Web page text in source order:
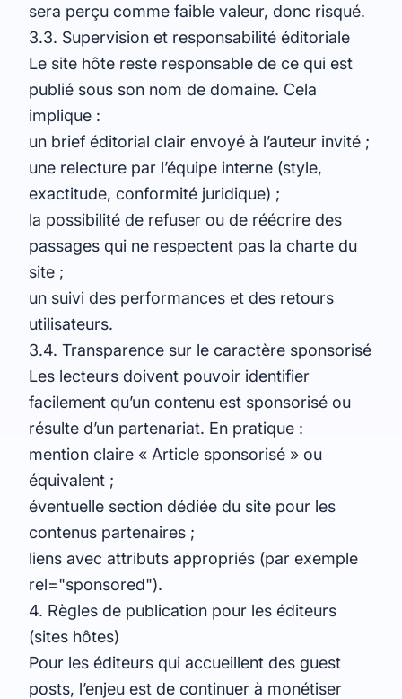
sera perçu comme faible valeur, donc risqué.
3.3. Supervision et responsabilité éditoriale
Le site hôte reste responsable de ce qui est
publié sous son nom de domaine. Cela
implique :
un brief éditorial clair envoyé à l’auteur invité ;
une relecture par l’équipe interne (style,
exactitude, conformité juridique) ;
la possibilité de refuser ou de réécrire des
passages qui ne respectent pas la charte du
site ;
un suivi des performances et des retours
utilisateurs.
3.4. Transparence sur le caractère sponsorisé
Les lecteurs doivent pouvoir identifier
facilement qu’un contenu est sponsorisé ou
résulte d’un partenariat. En pratique :
mention claire « Article sponsorisé » ou
équivalent ;
éventuelle section dédiée du site pour les
contenus partenaires ;
liens avec attributs appropriés (par exemple
rel="sponsored").
4. Règles de publication pour les éditeurs
(sites hôtes)
Pour les éditeurs qui accueillent des guest
posts, l’enjeu est de continuer à monétiser